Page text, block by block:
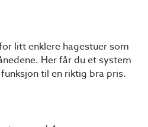
litt enklere hagestuer som
Her får du et system
til en riktig bra pris.